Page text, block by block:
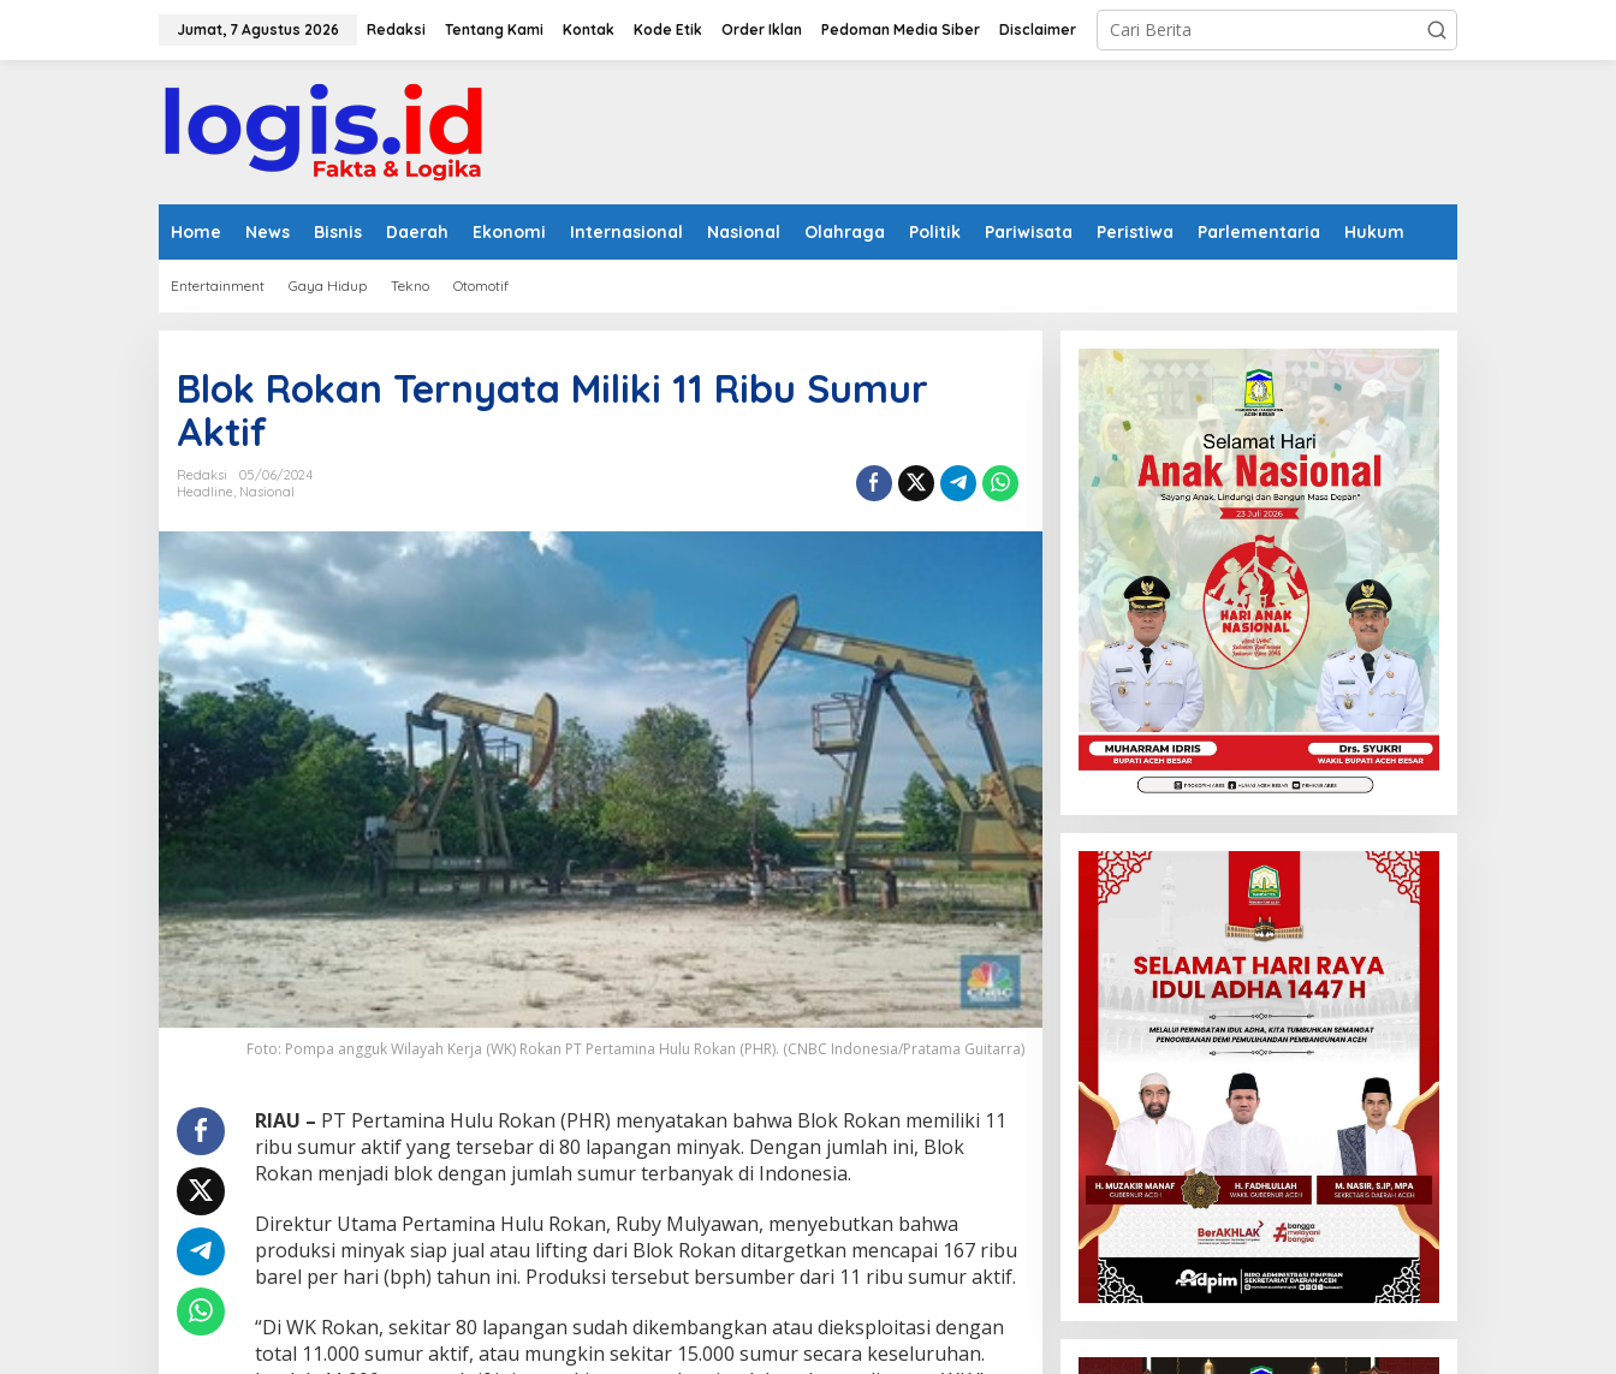
Jumat, 7 Agustus 2026 Redaksi Tentang Kami Kontak Kode Etik Order Iklan Pedoman Media Siber Disclaimer
Home News Bisnis Daerah Ekonomi Internasional Nasional Olahraga Politik Pariwisata Peristiwa Parlementaria Hukum
Entertainment Gaya Hidup Tekno Otomotif
Blok Rokan Ternyata Miliki 11 Ribu Sumur
Aktif
Redaksi
05/06/2024
Headline, Nasional
Foto: Pompa angguk Wilayah Kerja (WK) Rokan PT Pertamina Hulu Rokan (PHR). (CNBC Indonesia/Pratama Guitarra)
RIAU – PT Pertamina Hulu Rokan (PHR) menyatakan bahwa Blok Rokan memiliki 11
ribu sumur aktif yang tersebar di 80 lapangan minyak. Dengan jumlah ini, Blok
Rokan menjadi blok dengan jumlah sumur terbanyak di Indonesia.
Direktur Utama Pertamina Hulu Rokan, Ruby Mulyawan, menyebutkan bahwa
produksi minyak siap jual atau lifting dari Blok Rokan ditargetkan mencapai 167 ribu
barel per hari (bph) tahun ini. Produksi tersebut bersumber dari 11 ribu sumur aktif.
“Di WK Rokan, sekitar 80 lapangan sudah dikembangkan atau dieksploitasi dengan
total 11.000 sumur aktif, atau mungkin sekitar 15.000 sumur secara keseluruhan.